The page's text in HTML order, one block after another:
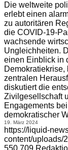
Die weltweite
erlebt einen
zu autoritären
die COVID-19-
wachsende
Ungleichheiten.
einen Einblick in
Demokratiekrise,
zentralen
diskutiert die
Zivilgesellschaft
Engagements
demokratischer
19. März 2024
https://liquid-
content/uploads/
550 709